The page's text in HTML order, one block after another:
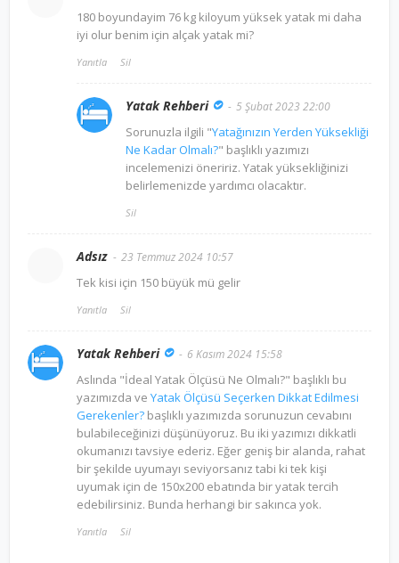
180 boyundayim 76 kg kiloyum yüksek yatak mi daha
iyi olur benim için alçak yatak mi?
Yanıtla Sil
Yatak Rehberi 5 Şubat 2023 22:00
Sorunuzla ilgili "Yatağınızın Yerden Yüksekliği
Ne Kadar Olmalı?" başlıklı yazımızı
incelemenizi öneririz. Yatak yüksekliğinizi
belirlemenizde yardımcı olacaktır.
Sil
Adsız 23 Temmuz 2024 10:57
Tek kisi için 150 büyük mü gelir
Yanıtla Sil
Yatak Rehberi 6 Kasım 2024 15:58
Aslında "İdeal Yatak Ölçüsü Ne Olmalı?" başlıklı bu
yazımızda ve Yatak Ölçüsü Seçerken Dikkat Edilmesi
Gerekenler? başlıklı yazımızda sorunuzun cevabını
bulabileceğinizi düşünüyoruz. Bu iki yazımızı dikkatli
okumanızı tavsiye ederiz. Eğer geniş bir alanda, rahat
bir şekilde uyumayı seviyorsanız tabi ki tek kişi
uyumak için de 150x200 ebatında bir yatak tercih
edebilirsiniz. Bunda herhangi bir sakınca yok.
Yanıtla Sil